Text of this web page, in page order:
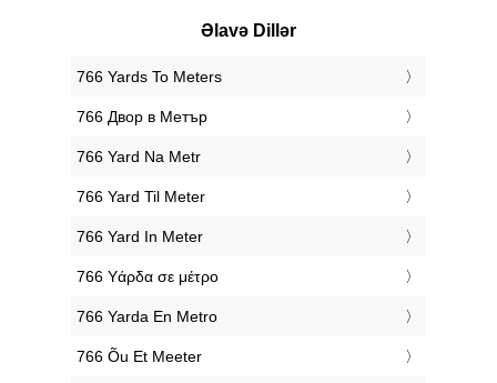
Əlavə Dillər
‎766 Yards To Meters
‎766 Двор в Метър
‎766 Yard Na Metr
‎766 Yard Til Meter
‎766 Yard In Meter
‎766 Υάρδα σε μέτρο
‎766 Yarda En Metro
‎766 Õu Et Meeter